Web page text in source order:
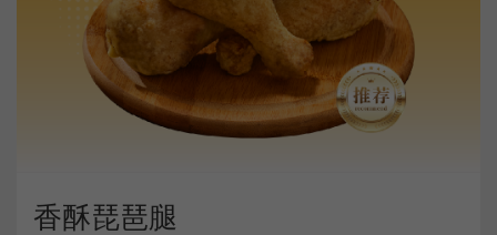
香酥琵琶腿